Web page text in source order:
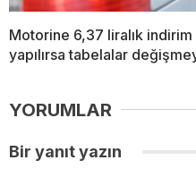
Motorine 6,37 liralık
yapılırsa tabelalar
YORUMLAR
Bir yanıt yazın